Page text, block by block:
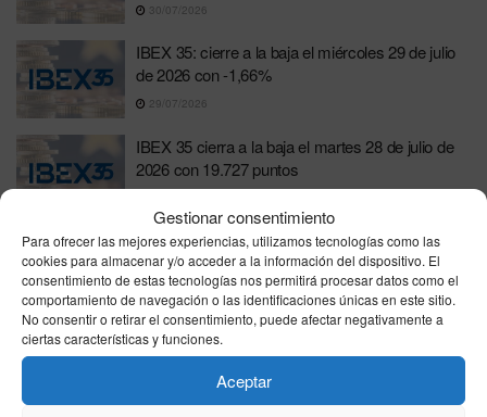
Gestionar consentimiento
Para ofrecer las mejores experiencias, utilizamos tecnologías como las
cookies para almacenar y/o acceder a la información del dispositivo. El
consentimiento de estas tecnologías nos permitirá procesar datos como el
comportamiento de navegación o las identificaciones únicas en este sitio.
No consentir o retirar el consentimiento, puede afectar negativamente a
ciertas características y funciones.
Aceptar
30/07/2026
IBEX 35: cierre a la baja el miércoles 29 de julio
de 2026 con -1,66%
29/07/2026
IBEX 35 cierra a la baja el martes 28 de julio de
2026 con 19.727 puntos
IBEX 35: 27 de julio de 2026 cierra al alza y suma
2,46% hasta 19.741,30 puntos
IBEX 35 24 julio 2026: cierra al alza y sube un
1,65% hasta 19.585,40 puntos